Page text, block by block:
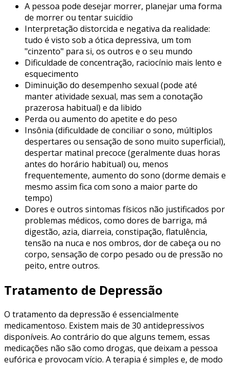
A pessoa pode desejar morrer, planejar uma forma
de morrer ou tentar suicídio
Interpretação distorcida e negativa da realidade:
tudo é visto sob a ótica depressiva, um tom
"cinzento" para si, os outros e o seu mundo
Dificuldade de concentração, raciocínio mais lento e
esquecimento
Diminuição do desempenho sexual (pode até
manter atividade sexual, mas sem a conotação
prazerosa habitual) e da libido
Perda ou aumento do apetite e do peso
Insônia (dificuldade de conciliar o sono, múltiplos
despertares ou sensação de sono muito superficial),
despertar matinal precoce (geralmente duas horas
antes do horário habitual) ou, menos
frequentemente, aumento do sono (dorme demais e
mesmo assim fica com sono a maior parte do
tempo)
Dores e outros sintomas físicos não justificados por
problemas médicos, como dores de barriga, má
digestão, azia, diarreia, constipação, flatulência,
tensão na nuca e nos ombros, dor de cabeça ou no
corpo, sensação de corpo pesado ou de pressão no
peito, entre outros.
Tratamento de Depressão
O tratamento da depressão é essencialmente
medicamentoso. Existem mais de 30 antidepressivos
disponíveis. Ao contrário do que alguns temem, essas
medicações não são como drogas, que deixam a pessoa
eufórica e provocam vício. A terapia é simples e, de modo